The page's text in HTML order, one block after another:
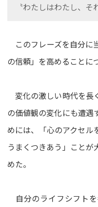
〝わたしはわたし、そ
このフレーズを自分に
の信頼」を高めることに
変化の激しい時代を長
の価値観の変化にも遭遇
めには、「心のアクセル
うまくつきあう」ことが
めた。
自分のライフシフト